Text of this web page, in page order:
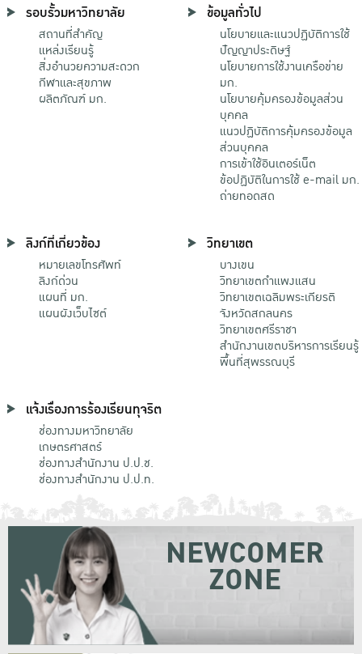
รอบรั้วมหาวิทยาลัย
สถานที่สำคัญ
แหล่งเรียนรู้
สิ่งอำนวยความสะดวก
กีฬาและสุขภาพ
ผลิตภัณฑ์ มก.
ข้อมูลทั่วไป
นโยบายและแนวปฏิบัติการใช้
ปัญญาประดิษฐ์
นโยบายการใช้งานเครือข่าย
มก.
นโยบายคุ้มครองข้อมูลส่วน
บุคคล
แนวปฏิบัติการคุ้มครองข้อมูล
ส่วนบุคคล
การเข้าใช้อินเตอร์เน็ต
ข้อปฏิบัติในการใช้ e-mail มก.
ถ่ายทอดสด
ลิงก์ที่เกี่ยวข้อง
หมายเลขโทรศัพท์
ลิงก์ด่วน
แผนที่ มก.
แผนผังเว็บไซต์
วิทยาเขต
บางเขน
วิทยาเขตกําแพงแสน
วิทยาเขตเฉลิมพระเกียรติ
จังหวัดสกลนคร
วิทยาเขตศรีราชา
สำนักงานเขตบริหารการเรียนรู้
พื้นที่สุพรรณบุรี
แจ้งเรื่องการร้องเรียนทุจริต
ช่องทางมหาวิทยาลัย
เกษตรศาสตร์
ช่องทางสำนักงาน ป.ป.ช.
ช่องทางสำนักงาน ป.ป.ท.
NEWCOMER
ZONE